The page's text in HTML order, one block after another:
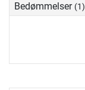
Bedømmelser (1)